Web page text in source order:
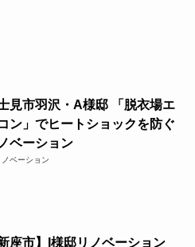
見市羽沢・A様邸 「脱衣場エ
ン」でヒートショックを防ぐ
ベーション
ノベーション
新座市】I様邸リノベーション